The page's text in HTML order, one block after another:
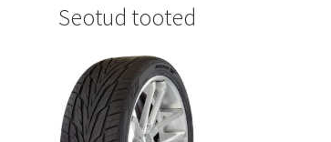
Seotud tooted